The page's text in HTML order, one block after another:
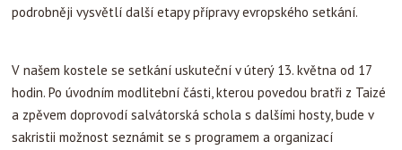
podrobněji vysvětlí další etapy přípravy evropského setkání.
V našem kostele se setkání uskuteční v úterý 13. května od 17
hodin. Po úvodním modlitební části, kterou povedou bratři z Taizé
a zpěvem doprovodí salvátorská schola s dalšími hosty, bude v
sakristii možnost seznámit se s programem a organizací